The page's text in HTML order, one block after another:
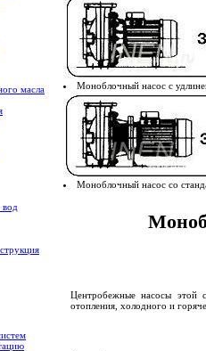
масла
вод
Моноблочный насос с
Моноблочный насос со
Центробежные насосы этой
отопления, холодного и